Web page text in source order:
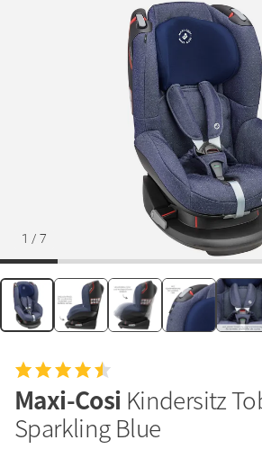
1 / 7
Maxi-Cosi Kindersitz
Sparkling Blue